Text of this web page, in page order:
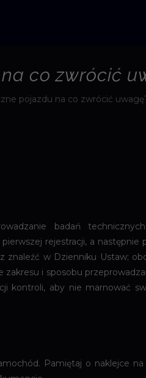
co zwrócić
pojazdu na co zwrócić
badań
rejestracji, a następnie
w Dzienniku Ustaw;
zakresu i sposobu
kontroli, aby nie marnować
Pamiętaj o naklejce na